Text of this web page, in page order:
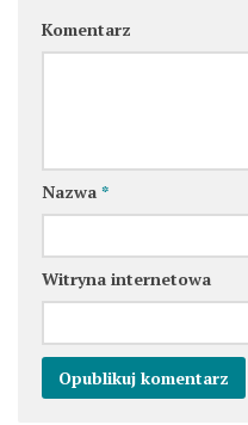
Komentarz
Nazwa *
Witryna internetowa